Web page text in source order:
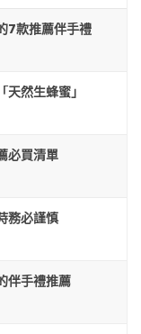
7款推薦伴手禮
然生蜂蜜」
必買清單
務必謹慎
伴手禮推薦